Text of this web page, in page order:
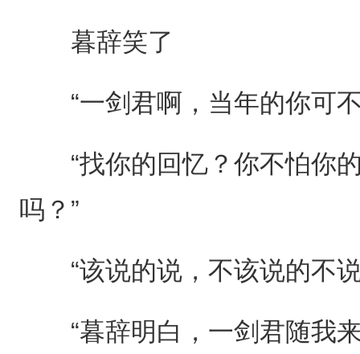
暮辞笑了
“一剑君啊，当年的你可不
“找你的回忆？你不怕你的
吗？”
“该说的说，不该说的不说
“暮辞明白，一剑君随我来